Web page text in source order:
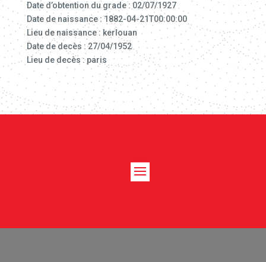
Date d’obtention du grade : 02/07/1927
Date de naissance : 1882-04-21T00:00:00
Lieu de naissance : kerlouan
Date de decès : 27/04/1952
Lieu de decès : paris